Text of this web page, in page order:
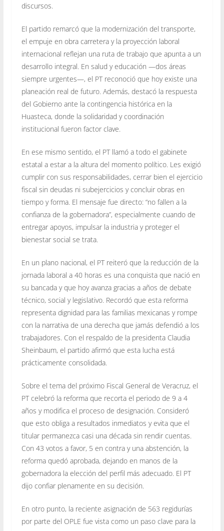
discursos.
El partido remarcó que la modernización del transporte,
el empuje en obra carretera y la proyección laboral
internacional reflejan una ruta de trabajo que apunta a un
desarrollo integral. En salud y educación —dos áreas
siempre urgentes—, el PT reconoció que hoy existe una
planeación real de futuro. Además, destacó la respuesta
del Gobierno ante la contingencia histórica en la
Huasteca, donde la solidaridad y coordinación
institucional fueron factor clave.
En ese mismo sentido, el PT llamó a todo el gabinete
estatal a estar a la altura del momento político. Les exigió
cumplir con sus responsabilidades, cerrar bien el ejercicio
fiscal sin deudas ni subejercicios y concluir obras en
tiempo y forma. El mensaje fue directo: “no fallen a la
confianza de la gobernadora”, especialmente cuando de
entregar apoyos, impulsar la industria y proteger el
bienestar social se trata.
En un plano nacional, el PT reiteró que la reducción de la
jornada laboral a 40 horas es una conquista que nació en
su bancada y que hoy avanza gracias a años de debate
técnico, social y legislativo. Recordó que esta reforma
representa dignidad para las familias mexicanas y rompe
con la narrativa de una derecha que jamás defendió a los
trabajadores. Con el respaldo de la presidenta Claudia
Sheinbaum, el partido afirmó que esta lucha está
prácticamente consolidada.
Sobre el tema del próximo Fiscal General de Veracruz, el
PT celebró la reforma que recorta el periodo de 9 a 4
años y modifica el proceso de designación. Consideró
que esto obliga a resultados inmediatos y evita que el
titular permanezca casi una década sin rendir cuentas.
Con 43 votos a favor, 5 en contra y una abstención, la
reforma quedó aprobada, dejando en manos de la
gobernadora la elección del perfil más adecuado. El PT
dijo confiar plenamente en su decisión.
En otro punto, la reciente asignación de 563 regidurías
por parte del OPLE fue vista como un paso clave para la